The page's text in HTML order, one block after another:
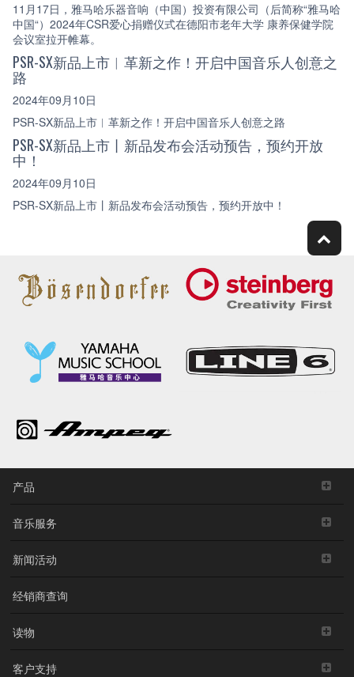
11月17日，雅马哈乐器音响（中国）投资有限公司（后简称“雅马哈
中国“）2024年CSR爱心捐赠仪式在德阳市老年大学 康养保健学院
会议室拉开帷幕。
PSR-SX新品上市︱革新之作！开启中国音乐人创意之
路
2024年09月10日
PSR-SX新品上市︱革新之作！开启中国音乐人创意之路
PSR-SX新品上市丨新品发布会活动预告，预约开放
中！
2024年09月10日
PSR-SX新品上市丨新品发布会活动预告，预约开放中！
产品
音乐服务
新闻活动
经销商查询
读物
客户支持